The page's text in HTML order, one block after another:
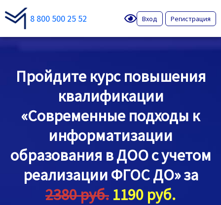
8 800 500 25 52 Вход Регистрация
Пройдите курс повышения
квалификации
«Современные подходы к
информатизации
образования в ДОО с учетом
реализации ФГОС ДО» за
2380 руб. 1190 руб.